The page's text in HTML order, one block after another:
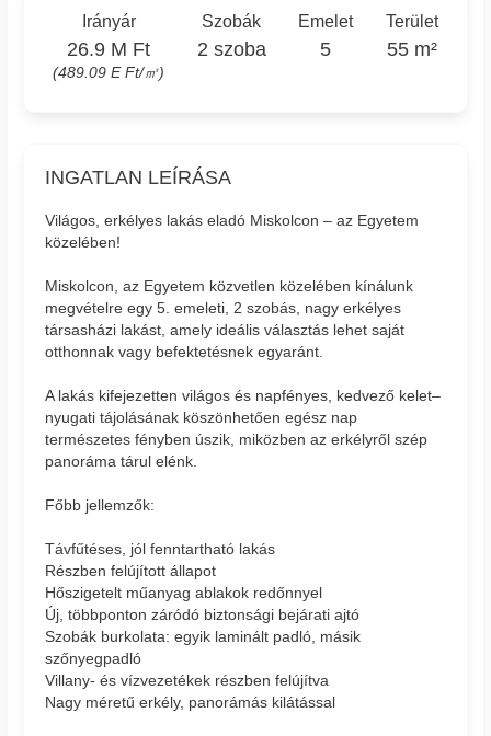
Irányár
26.9 M Ft
(489.09 E Ft/㎡)
Szobák
2 szoba
Emelet
5
Terület
55 m²
INGATLAN LEÍRÁSA
Világos, erkélyes lakás eladó Miskolcon – az Egyetem
közelében!
Miskolcon, az Egyetem közvetlen közelében kínálunk
megvételre egy 5. emeleti, 2 szobás, nagy erkélyes
társasházi lakást, amely ideális választás lehet saját
otthonnak vagy befektetésnek egyaránt.
A lakás kifejezetten világos és napfényes, kedvező kelet–
nyugati tájolásának köszönhetően egész nap
természetes fényben úszik, miközben az erkélyről szép
panoráma tárul elénk.
Főbb jellemzők:
Távfűtéses, jól fenntartható lakás
Részben felújított állapot
Hőszigetelt műanyag ablakok redőnnyel
Új, többponton záródó biztonsági bejárati ajtó
Szobák burkolata: egyik laminált padló, másik
szőnyegpadló
Villany- és vízvezetékek részben felújítva
Nagy méretű erkély, panorámás kilátással